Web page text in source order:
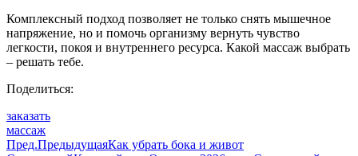
Комплексный подход позволяет не только снять мышечное
напряжение, но и помочь организму вернуть чувство
легкости, покоя и внутреннего ресурса. Какой массаж выбрать
– решать тебе.
Поделиться:
заказать
массаж
Пред.ПредыдущаяКак убрать бока и живот